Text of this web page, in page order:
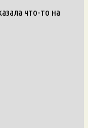
что-то на